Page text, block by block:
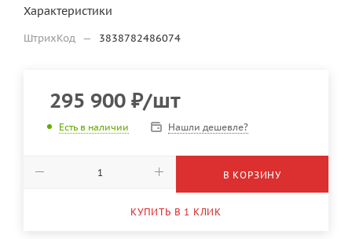
Характеристики
ШтрихКод — 3838782486074
295 900 ₽/шт
Есть в наличии Нашли дешевле?
В КОРЗИНУ
КУПИТЬ В 1 КЛИК